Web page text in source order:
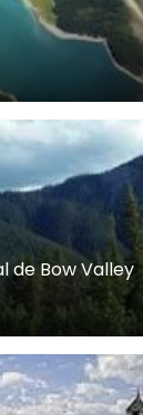
de Bow Valley